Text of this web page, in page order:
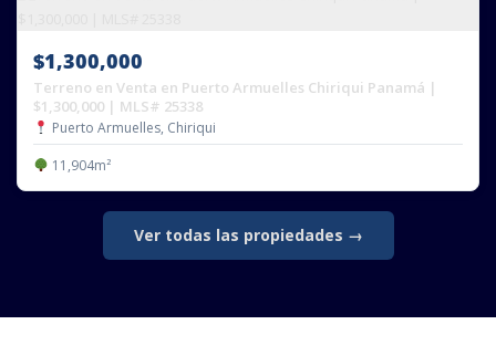
$1,300,000
Terreno en Venta en Puerto Armuelles Chiriqui Panamá |
$1,300,000 | MLS# 25338
Puerto Armuelles, Chiriqui
11,904m²
Ver todas las propiedades →